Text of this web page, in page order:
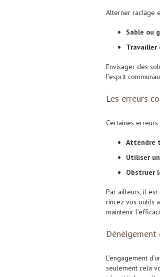
Alterner raclage
Sable ou
Travailler
Envisager des
l’esprit
Les erreurs
Certaines
Attendre
Utiliser
Obstruer
Par ailleurs, il
rincez vos outils
maintenir
L’engagement
seulement cela